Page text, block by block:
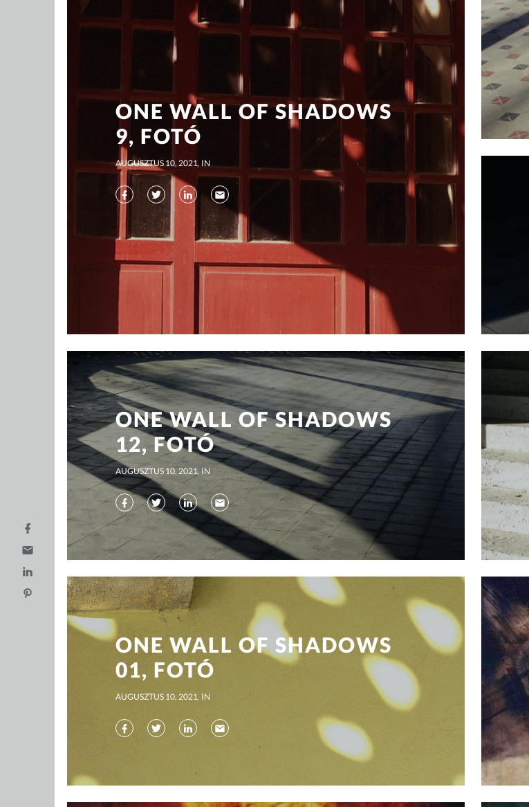
ONE WALL OF SHADOWS
9, FOTÓ
AUGUSZTUS 10, 2021 IN
ONE WALL OF SHADOWS
12, FOTÓ
AUGUSZTUS 10, 2021 IN
ONE WALL OF SHADOWS
01, FOTÓ
AUGUSZTUS 10, 2021 IN